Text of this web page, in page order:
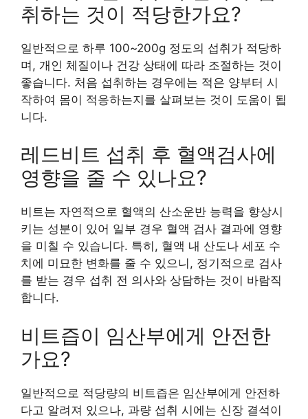
취하는 것이 적당한가요?
일반적으로 하루 100~200g 정도의 섭취가 적당하
며, 개인 체질이나 건강 상태에 따라 조절하는 것이
좋습니다. 처음 섭취하는 경우에는 적은 양부터 시
작하여 몸이 적응하는지를 살펴보는 것이 도움이 됩
니다.
레드비트 섭취 후 혈액검사에
영향을 줄 수 있나요?
비트는 자연적으로 혈액의 산소운반 능력을 향상시
키는 성분이 있어 일부 경우 혈액 검사 결과에 영향
을 미칠 수 있습니다. 특히, 혈액 내 산도나 세포 수
치에 미묘한 변화를 줄 수 있으니, 정기적으로 검사
를 받는 경우 섭취 전 의사와 상담하는 것이 바람직
합니다.
비트즙이 임산부에게 안전한
가요?
일반적으로 적당량의 비트즙은 임산부에게 안전하
다고 알려져 있으나, 과량 섭취 시에는 신장 결석이